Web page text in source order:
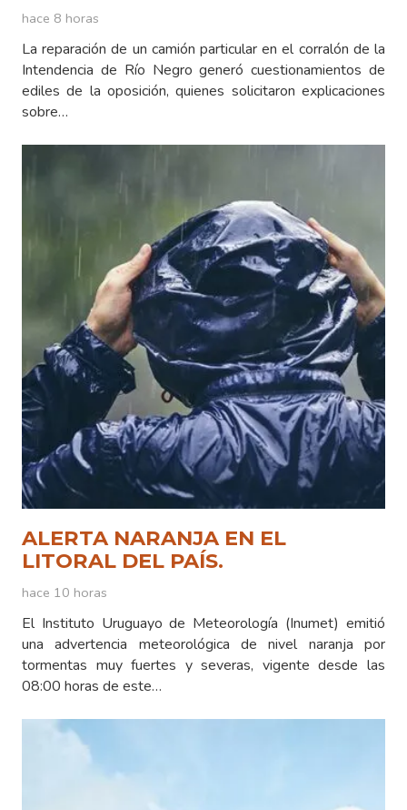
hace 8 horas
La reparación de un camión particular en el corralón de la
Intendencia de Río Negro generó cuestionamientos de
ediles de la oposición, quienes solicitaron explicaciones
sobre…
ALERTA NARANJA EN EL
LITORAL DEL PAÍS.
hace 10 horas
El Instituto Uruguayo de Meteorología (Inumet) emitió
una advertencia meteorológica de nivel naranja por
tormentas muy fuertes y severas, vigente desde las
08:00 horas de este…